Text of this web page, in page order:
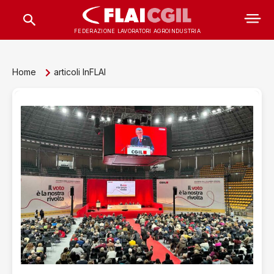
FEDERAZIONE LAVORATORI AGROINDUSTRIA
Home articoli InFLAI